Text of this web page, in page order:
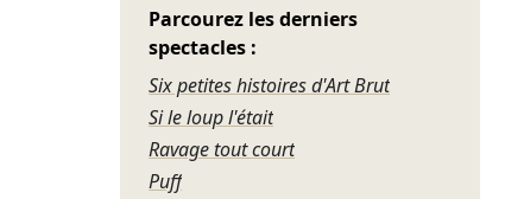
Parcourez les derniers
spectacles :
Six petites histoires d'Art Brut
Si le loup l'était
Ravage tout court
Puff